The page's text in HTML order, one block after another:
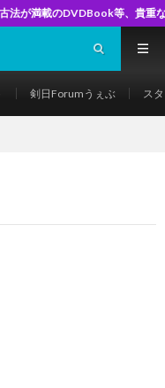
DVDBook等、貴重な書籍が手に
剣日Forumうぇぶ ス